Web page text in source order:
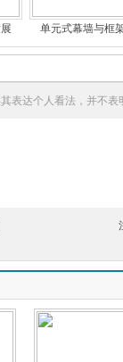
单元式幕墙与框
表达个人看法，并不